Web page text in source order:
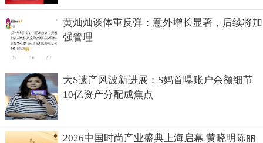
黄灿灿谈体重反弹：意外增长显著，后续将加
强管理
大S遗产风波新进展：S妈首曝账户余额细节
10亿资产分配成焦点
2026中国时尚产业盛典上海启幕 黄晓明陈丽